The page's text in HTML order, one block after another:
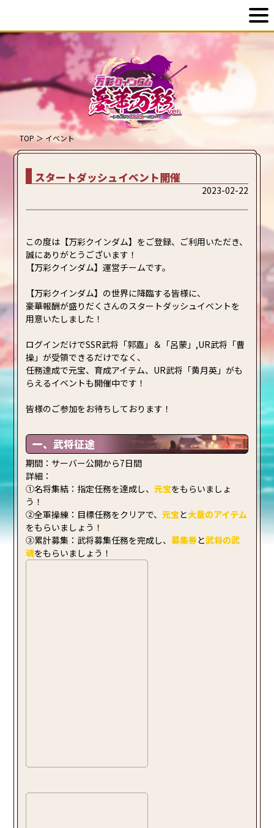
TOP＞イベント
スタートダッシュイベント開催
2023-02-22
この度は【万彩クインダム】をご登録、ご利用いただき、
誠にありがとうございます！
【万彩クインダム】運営チームです。
【万彩クインダム】の世界に降臨する皆様に、
豪華報酬が盛りだくさんのスタートダッシュイベントを
用意いたしました！
ログインだけでSSR武将「郭嘉」＆「呂蒙」,UR武将「曹
操」が受領できるだけでなく、
任務達成で元宝、育成アイテム、UR武将「黄月英」がも
らえるイベントも開催中です！
皆様のご参加をお待ちしております！
一、武将征途
期間：サーバー公開から7日間
詳細：
①名将集結：指定任務を達成し、元宝をもらいましょ
う！
②全軍操練：目標任務をクリアで、元宝と大量のアイテム
をもらいましょう！
③累計募集：武将募集任務を完成し、募集券と武将の武
魂をもらいましょう！